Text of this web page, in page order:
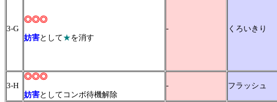
3-G
◎◎◎
妨害として★を消す
- くろいきり
3-H
◎◎◎
妨害としてコンボ待機解除
- フラッシュ